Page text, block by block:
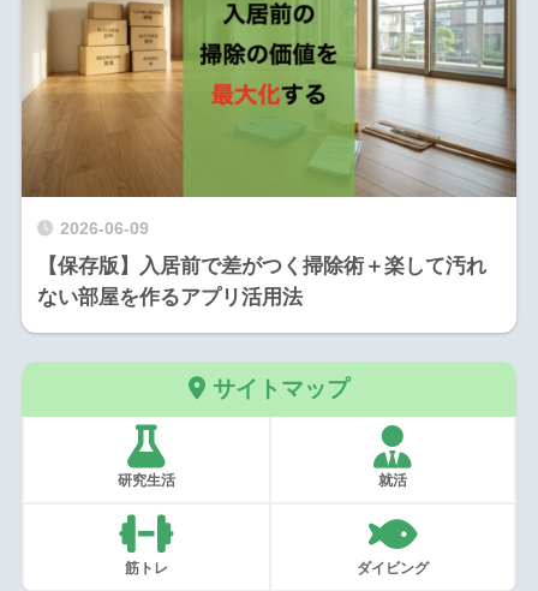
2026-06-09
【保存版】入居前で差がつく掃除術＋楽して汚れ
ない部屋を作るアプリ活用法
サイトマップ
研究生活 就活
筋トレ ダイビング